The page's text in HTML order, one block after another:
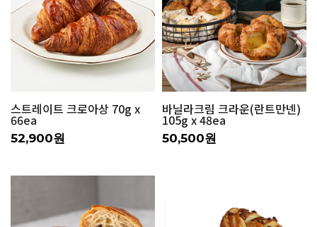
스트레이트 크로아상 70g x
66ea
52,900원
바닐라크림 크라운(란트만넨)
105g x 48ea
50,500원